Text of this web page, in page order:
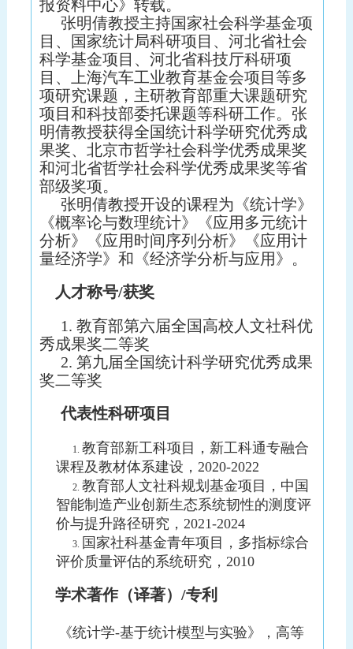
报资料中心》转载。
张明倩教授主持国家社会科学基金项
目、国家统计局科研项目 、 河北省社会
科学基金项目、河北省科技厅科研项
目、上海汽车工业教育基金会项目等多
项研究课题，主研教育部重大课题研究
项目和科技部委托课题等科研工作。张
明倩教授获得全国统计科学研究优秀成
果奖、北京市哲学社会科学优秀成果奖
和河北省哲学社会科学优秀成果奖等省
部级奖项。
张明倩教授开设的课程为《统计学》
《概率论与数理统计》《应用多元统计
分析》《应用时间序列分析》《应用计
量经济学》和《经济学分析与应用》。
人才称号/获奖
1. 教育部第六届全国高校人文社科优
秀成果奖二等奖
2. 第九届全国统计科学研究优秀成果
奖二等奖
代表性科研项目
1. 教育部新工科项目，新工科通专融合
课程及教材体系建设， 2020-2022
2. 教育部人文社科规划基金项目，中国
智能制造产业创新生态系统韧性的测度评
价与提升路径研究， 2021-2024
3. 国家社科基金青年项目，多指标综合
评价质量评估的系统研究， 2010
学术著作（译著）/专利
《统计学-基于统计模型与实验》，高等